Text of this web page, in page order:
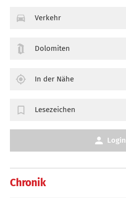
Chronik
Verkehr
Dolomiten
In der Nähe
Lesezeichen
Login